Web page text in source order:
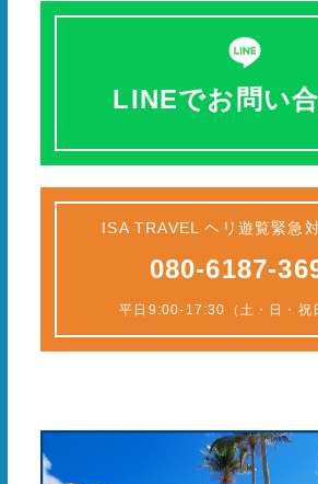
LINEでお問い
ISA TRAVEL ヘリ遊覧緊急
080-6187-
平日9:00-17:30（土・日・祝